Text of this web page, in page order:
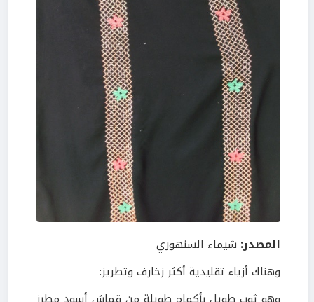
المصدر: شيماء السنهوري
وهناك أزياء تقليدية أكثر زخارف وتطريز: